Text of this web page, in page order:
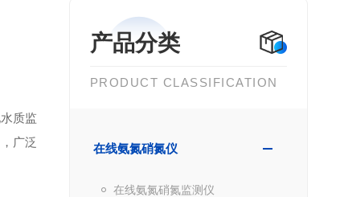
产品分类
PRODUCT CLASSIFICATION
在线氨氮硝氮仪
在线氨氮硝氮监测仪
质监
广泛